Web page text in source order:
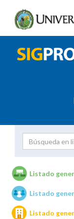
Unidades
Listado
Listado
Listado